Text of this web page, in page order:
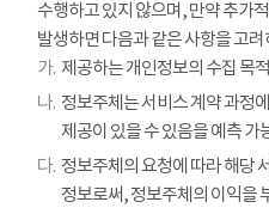
수행하고 있지 않으며, 만약 추가
발생하면 다음과 같은 사항을 고
가. 제공하는 개인정보의 수집 목
나. 정보주체는 서비스 계약 과정
제공이 있을 수 있음을 예측 가
다. 정보주체의 요청에 따라 해당
정보로써, 정보주체의 이익을